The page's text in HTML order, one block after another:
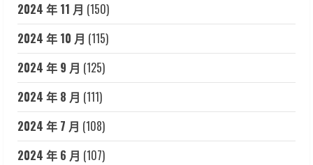
2024 年 11 月 (150)
2024 年 10 月 (115)
2024 年 9 月 (125)
2024 年 8 月 (111)
2024 年 7 月 (108)
2024 年 6 月 (107)